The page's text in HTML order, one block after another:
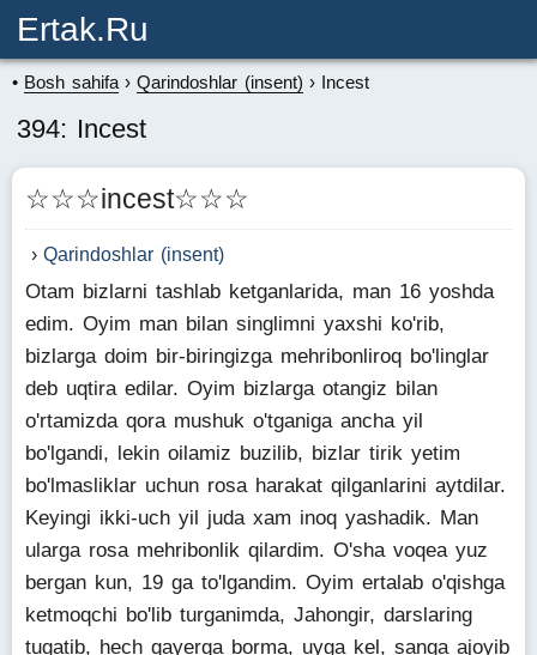
Ertak.ru
Bosh sahifa Qarindoshlar (insent) Incest
394: Incest
☆☆☆incest☆☆☆
Qarindoshlar (insent)
Otam bizlarni tashlab ketganlarida, man 16 yoshda
edim. Oyim man bilan singlimni yaxshi ko'rib,
bizlarga doim bir-biringizga mehribonliroq bo'linglar
deb uqtira edilar. Oyim bizlarga otangiz bilan
o'rtamizda qora mushuk o'tganiga ancha yil
bo'lgandi, lekin oilamiz buzilib, bizlar tirik yetim
bo'lmasliklar uchun rosa harakat qilganlarini aytdilar.
Keyingi ikki-uch yil juda xam inoq yashadik. Man
ularga rosa mehribonlik qilardim. O'sha voqea yuz
bergan kun, 19 ga to'lgandim. Oyim ertalab o'qishga
ketmoqchi bo'lib turganimda, Jahongir, darslaring
tugatib, hech qayerga borma, uyga kel, sanga ajoyib